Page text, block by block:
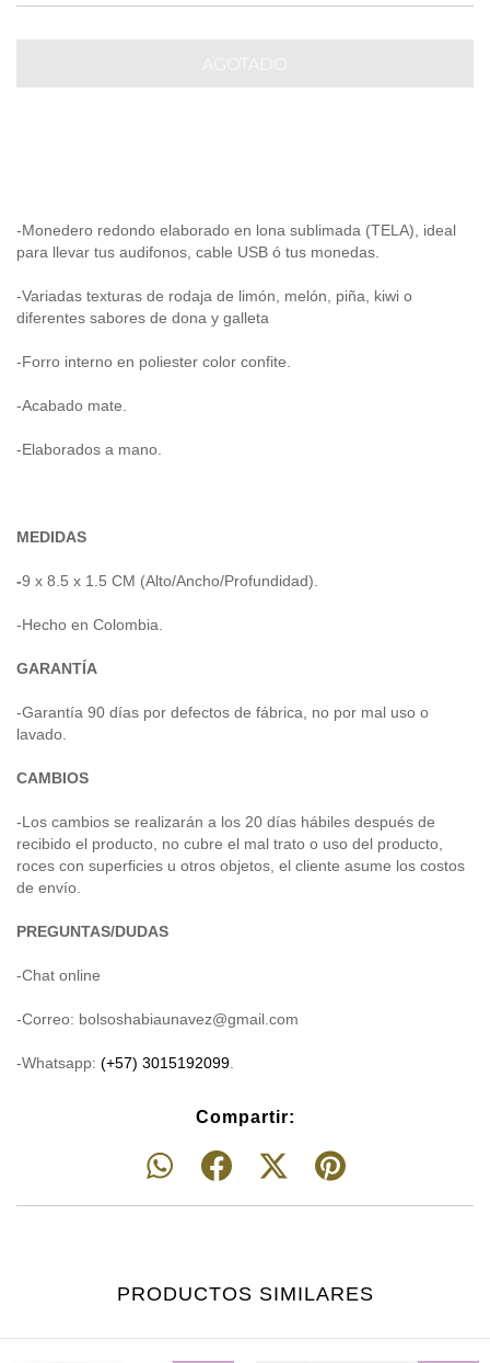
-Monedero redondo elaborado en lona sublimada (TELA), ideal
para llevar tus audifonos, cable USB ó tus monedas.
-Variadas texturas de rodaja de limón, melón, piña, kiwi o
diferentes sabores de dona y galleta
-Forro interno en poliester color confite.
-Acabado mate.
-Elaborados a mano.
MEDIDAS
-9 x 8.5 x 1.5 CM (Alto/Ancho/Profundidad).
-Hecho en Colombia.
GARANTÍA
-Garantía 90 días por defectos de fábrica, no por mal uso o
lavado.
CAMBIOS
-Los cambios se realizarán a los 20 días hábiles después de
recibido el producto, no cubre el mal trato o uso del producto,
roces con superficies u otros objetos, el cliente asume los costos
de envío.
PREGUNTAS/DUDAS
-Chat online
-Correo: bolsoshabiaunavez@gmail.com
-Whatsapp: (+57) 3015192099
Compartir:
PRODUCTOS SIMILARES